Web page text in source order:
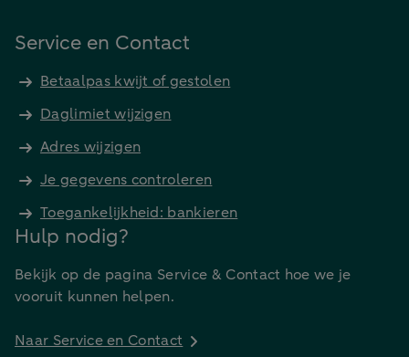
Service en Contact
Betaalpas kwijt of gestolen
Daglimiet wijzigen
Adres wijzigen
Je gegevens controleren
Toegankelijkheid: bankieren
Hulp nodig?
Bekijk op de pagina Service & Contact hoe we je
vooruit kunnen helpen.
Naar Service en Contact